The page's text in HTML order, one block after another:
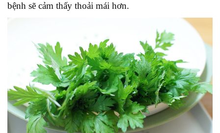
bệnh sẽ cảm thấy thoải mái hơn.